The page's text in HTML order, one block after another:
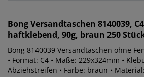
BongVersandtaschen 8140039,
haftklebend, 90g, braun 250
Bong 8140039 Versandtaschen ohne
• Format: C4 • Maße: 229x324mm •
Abziehstreifen • Farbe: braun •